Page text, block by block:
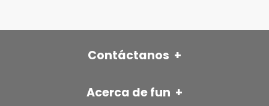
Contáctanos +
Autopista sur con Av Pilsen
Acerca de fun +